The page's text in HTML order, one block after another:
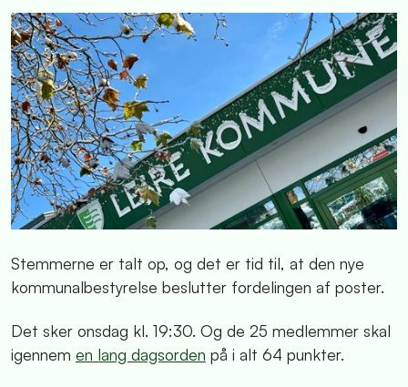
Stemmerne er talt op, og det er tid til, at den nye
kommunalbestyrelse beslutter fordelingen af poster.
Det sker onsdag kl. 19:30. Og de 25 medlemmer skal
igennem en lang dagsorden på i alt 64 punkter.